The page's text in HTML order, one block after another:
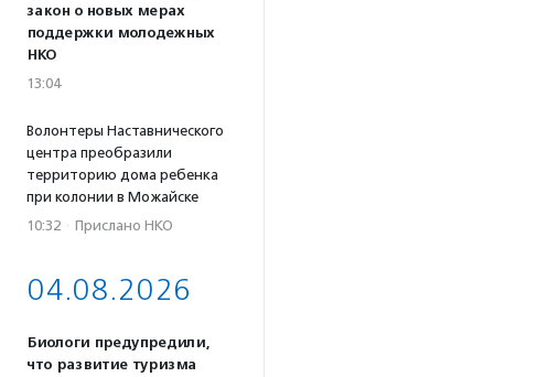
закон о новых мерах
поддержки молодежных
НКО
13:04
Волонтеры Наставнического
центра преобразили
территорию дома ребенка
при колонии в Можайске
10:32 · Прислано НКО
04.08.2026
Биологи предупредили,
что развитие туризма